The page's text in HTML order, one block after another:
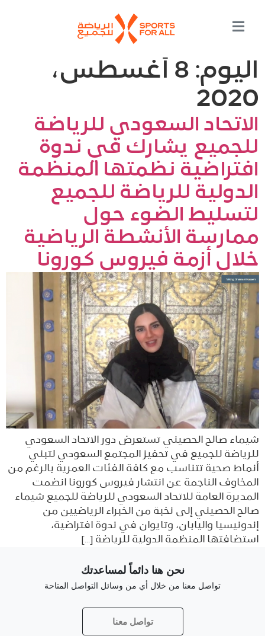
اليوم:
8 أغسطس،
2020
الاتحاد السعودي للرياضة
للجميع يشارك في ندوة
افتراضية نظمتها المنظمة
الدولية للرياضة للجميع
لتسليط الضوء حول
ممارسة الأنشطة الرياضية
خلال أزمة فيروس كورونا
شيماء صالح الحصيني تستعرض دور الاتحاد السعودي
للرياضة للجميع في تحفيز المجتمع السعودي لتبني
أنماط صحية تتناسب مع كافة الفئات العمرية بالرغم من
المخاوف الناجمة عن انتشار فيروس كورونا انضمت
المديرة العامة للاتحاد السعودي للرياضة للجميع شيماء
صالح الحصيني إلى نخبة من الخبراء الرياضيين من
إندونيسيا واليابان، وتايوان في ندوة افتراضية،
استضافتها المنظمة الدولية للرياضة […]
نحن هنا دائماً لمساعدتك
تواصل معنا من خلال أي من وسائل التواصل المتاحة
تواصل معنا